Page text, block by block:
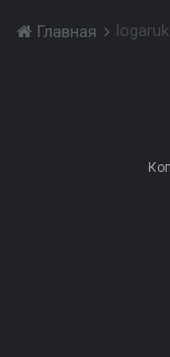
Главная logaruk